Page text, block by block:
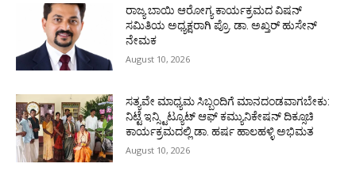
ರಾಜ್ಯ ಬಾಯಿ ಆರೋಗ್ಯ ಕಾರ್ಯಕ್ರಮದ ವಿಷನ್
ಸಮಿತಿಯ ಅಧ್ಯಕ್ಷರಾಗಿ ಪ್ರೊ. ಡಾ. ಅಖ್ತರ್ ಹುಸೇನ್
ನೇಮಕ
August 10, 2026
ಸತ್ಯವೇ ಮಾಧ್ಯಮ ಸಿಬ್ಬಂದಿಗೆ ಮಾನದಂಡವಾಗಬೇಕು:
ನಿಟ್ಟೆ ಇನ್ಸ್ಟಿಟ್ಯೂಟ್ ಆಫ್ ಕಮ್ಯುನಿಕೇಷನ್ ದಿಕ್ಸೂಚಿ
ಕಾರ್ಯಕ್ರಮದಲ್ಲಿ ಡಾ. ಹರ್ಷ ಹಾಲಹಳ್ಳಿ ಅಭಿಮತ
August 10, 2026